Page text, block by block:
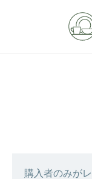
購入者のみが